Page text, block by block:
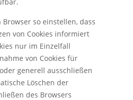
so einstellen, dass
von Cookies informiert
nur im Einzelfall
von Cookies für
generell ausschließen
Löschen der
des Browsers